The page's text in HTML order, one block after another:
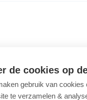
pas dan eerst een
de chloorshock
de cookies op
gebruik van
te verzamelen &